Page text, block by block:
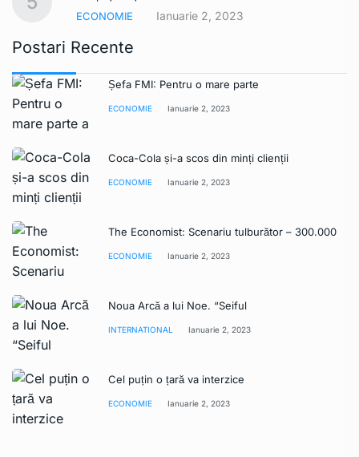
ECONOMIE
Ianuarie 2, 2023
Postari Recente
Șefa FMI: Pentru o mare parte
ECONOMIE Ianuarie 2, 2023
Coca-Cola și-a scos din minți clienții
ECONOMIE Ianuarie 2, 2023
The Economist: Scenariu tulburător – 300.000
ECONOMIE Ianuarie 2, 2023
Noua Arcă a lui Noe. “Seiful
INTERNATIONAL Ianuarie 2, 2023
Cel puțin o țară va interzice
ECONOMIE Ianuarie 2, 2023